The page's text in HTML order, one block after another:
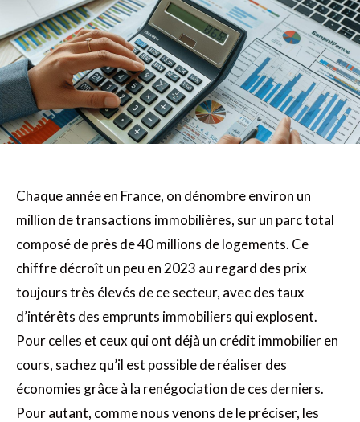
Chaque année en France, on dénombre environ un
million de transactions immobilières, sur un parc total
composé de près de 40 millions de logements. Ce
chiffre décroît un peu en 2023 au regard des prix
toujours très élevés de ce secteur, avec des taux
d’intérêts des emprunts immobiliers qui explosent.
Pour celles et ceux qui ont déjà un crédit immobilier en
cours, sachez qu’il est possible de réaliser des
économies grâce à la renégociation de ces derniers.
Pour autant, comme nous venons de le préciser, les